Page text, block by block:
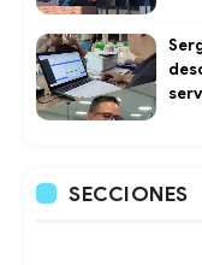
SECCIONES